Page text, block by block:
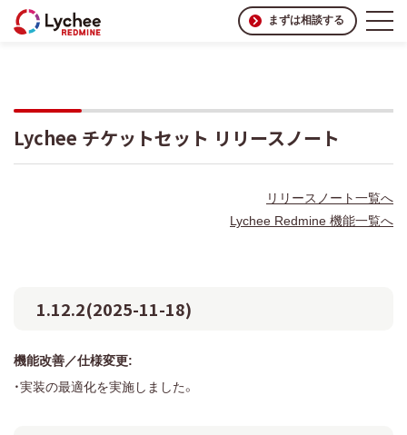
まずは相談する
Lychee チケットセット リリースノート
リリースノート一覧へ
Lychee Redmine 機能一覧へ
1.12.2(2025-11-18)
機能改善／仕様変更:
・実装の最適化を実施しました。